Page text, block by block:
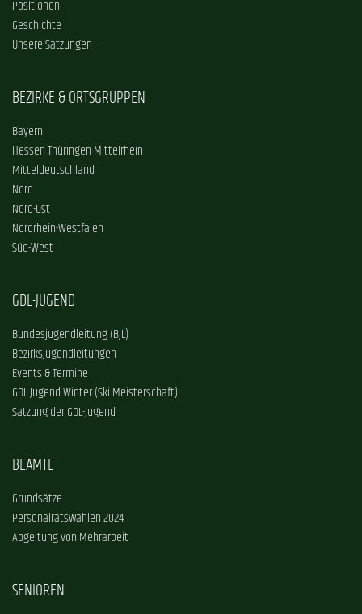
Positionen
Geschichte
Unsere Satzungen
BEZIRKE & ORTSGRUPPEN
Bayern
Hessen-Thüringen-Mittelrhein
Mitteldeutschland
Nord
Nord-Ost
Nordrhein-Westfalen
Süd-West
GDL-JUGEND
Bundesjugendleitung (BJL)
Bezirksjugendleitungen
Events & Termine
GDL-Jugend Winter (Ski-Meisterschaft)
Satzung der GDL-Jugend
BEAMTE
Grundsätze
Personalratswahlen 2024
Abgeltung von Mehrarbeit
SENIOREN